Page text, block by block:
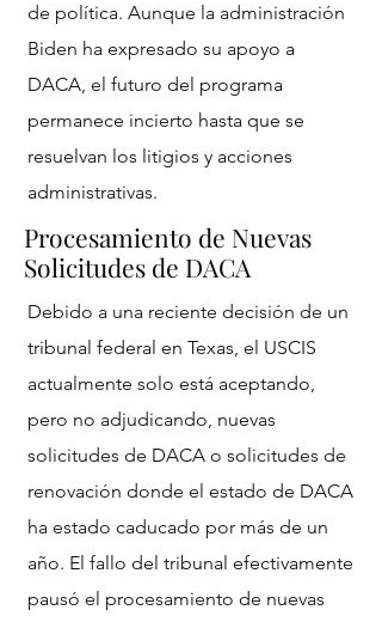
de política. Aunque la administración
Biden ha expresado su apoyo a
DACA, el futuro del programa
permanece incierto hasta que se
resuelvan los litigios y acciones
administrativas.
Procesamiento de Nuevas
Solicitudes de DACA
Debido a una reciente decisión de un
tribunal federal en Texas, el USCIS
actualmente solo está aceptando,
pero no adjudicando, nuevas
solicitudes de DACA o solicitudes de
renovación donde el estado de DACA
ha estado caducado por más de un
año. El fallo del tribunal efectivamente
pausó el procesamiento de nuevas